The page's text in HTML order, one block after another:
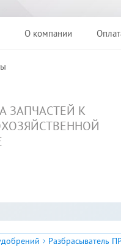
О компании
ЗАПЧАСТЕЙ К
Разбрасыватель